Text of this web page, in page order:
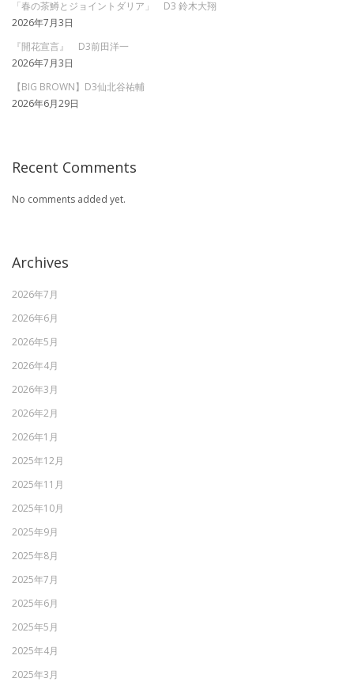
「春の茶鱒とジョイントダリア」 D3 鈴木大翔
2026年7月3日
『開花宣言』 D3前田洋一
2026年7月3日
【BIG BROWN】D3仙北谷祐輔
2026年6月29日
Recent Comments
No comments added yet.
Archives
2026年7月
2026年6月
2026年5月
2026年4月
2026年3月
2026年2月
2026年1月
2025年12月
2025年11月
2025年10月
2025年9月
2025年8月
2025年7月
2025年6月
2025年5月
2025年4月
2025年3月